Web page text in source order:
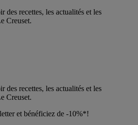
des recettes, les actualités et les
Creuset.
des recettes, les actualités et les
Creuset.
et bénéficiez de -10%*!